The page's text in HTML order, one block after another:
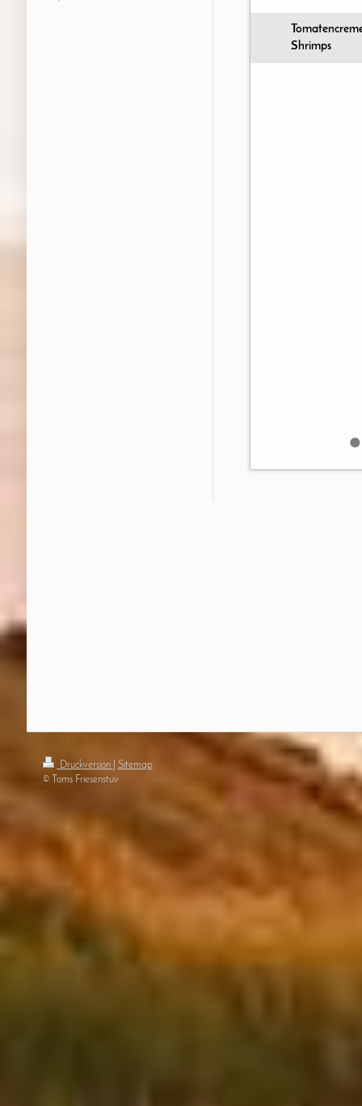
Shrimps
Druckversion
Sitemap
© Toms Friesenstuv